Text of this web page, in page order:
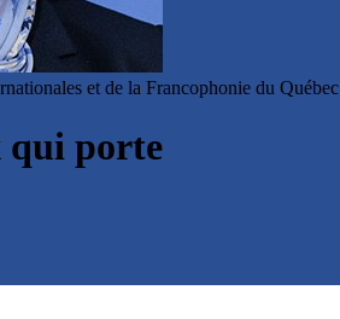
et de la Francophonie du Québec
qui porte